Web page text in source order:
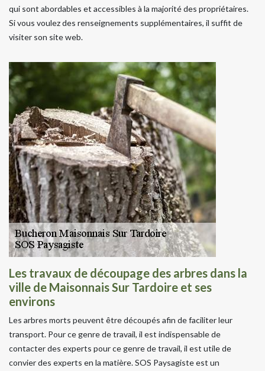
qui sont abordables et accessibles à la majorité des propriétaires.
Si vous voulez des renseignements supplémentaires, il suffit de
visiter son site web.
Les travaux de découpage des arbres dans la
ville de Maisonnais Sur Tardoire et ses
environs
Les arbres morts peuvent être découpés afin de faciliter leur
transport. Pour ce genre de travail, il est indispensable de
contacter des experts pour ce genre de travail, il est utile de
convier des experts en la matière. SOS Paysagiste est un